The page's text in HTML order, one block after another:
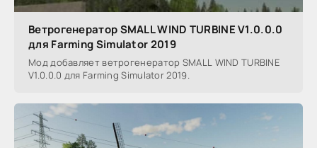
Ветрогенератор SMALL WIND TURBINE V1.0.0.0
для Farming Simulator 2019
Мод добавляет ветрогенератор SMALL WIND TURBINE
V1.0.0.0 для Farming Simulator 2019.